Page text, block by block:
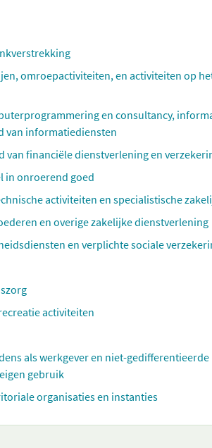
omroepactiviteiten, en activiteiten op
en consultancy,
van informatiediensten
van financiële dienstverlening en
in onroerend goed
activiteiten en specialistische
en overige zakelijke dienstverlening
en verplichte sociale
activiteiten
als werkgever en niet-
gebruik
organisaties en instanties